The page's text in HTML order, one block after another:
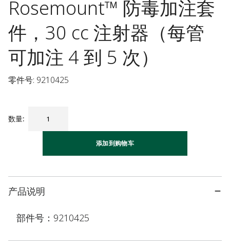
Rosemount™ 防毒加注套
件，30 cc 注射器（每管
可加注 4 到 5 次）
零件号: 9210425
数量:
添加到购物车
产品说明
部件号：9210425